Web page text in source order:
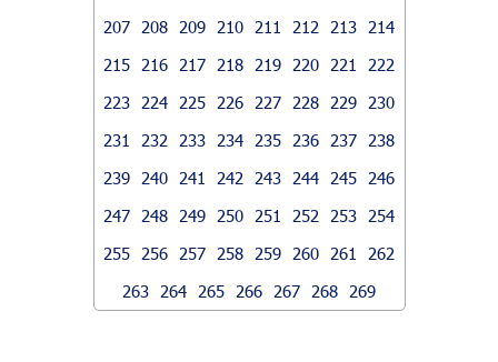
207
208 209 210 211 212 213
214
215
216 217 218 219 220 221
222
223
224 225 226 227 228 229
230
231
232 233 234 235 236 237
238
239
240 241 242 243 244 245
246
247
248 249 250 251 252 253
254
255
256 257 258 259 260 261
262
263
264 265 266 267 268 269